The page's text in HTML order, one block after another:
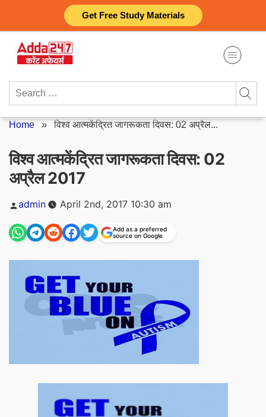
Get Free Study Materials
content
Search
Home »विश्व आत्मकेंद्रित जागरूकता दिवस: 02 अप्रैल...
विश्व आत्मकेंद्रित जागरूकता दिवस: 02
अप्रैल 2017
Posted
by
admin April 2nd, 2017 10:30 am
Add as a preferred
source on Google